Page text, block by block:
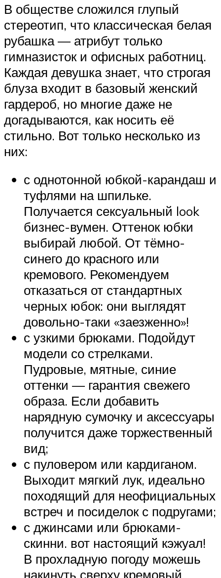
В обществе сложился глупый
стереотип, что классическая белая
рубашка — атрибут только
гимназисток и офисных работниц.
Каждая девушка знает, что строгая
блуза входит в базовый женский
гардероб, но многие даже не
догадываются, как носить её
стильно. Вот только несколько из
них:
с однотонной юбкой-карандаш и
туфлями на шпильке.
Получается сексуальный look
бизнес-вумен. Оттенок юбки
выбирай любой. От тёмно-
синего до красного или
кремового. Рекомендуем
отказаться от стандартных
черных юбок: они выглядят
довольно-таки «заезженно»!
с узкими брюками. Подойдут
модели со стрелками.
Пудровые, мятные, синие
оттенки — гарантия свежего
образа. Если добавить
нарядную сумочку и аксессуары
получится даже торжественный
вид;
с пуловером или кардиганом.
Выходит мягкий лук, идеально
походящий для неофициальных
встреч и посиделок с подругами;
с джинсами или брюками-
скинни. вот настоящий кэжуал!
В прохладную погоду можешь
накинуть сверху кремовый